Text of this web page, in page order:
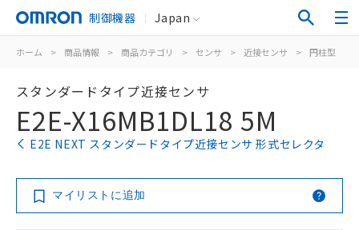
制御機器 Japan
ホーム > 商品情報 > 商品カテゴリ > センサ > 近接センサ > 円柱型
スタンダードタイプ近接センサ
E2E-X16MB1DL18 5M
E2E NEXT スタンダードタイプ近接センサ 形式セレクタ
マイリストに追加